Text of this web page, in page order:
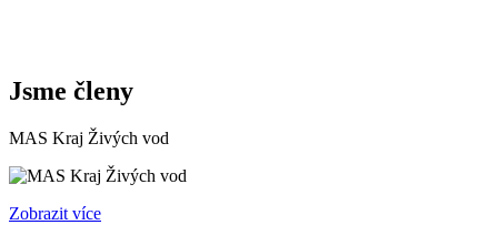
Jsme členy
MAS Kraj Živých vod
Zobrazit více